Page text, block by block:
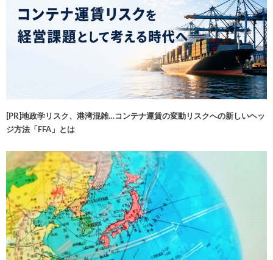
[PR]地政学リスク、港湾混雑…コンテナ運賃の変動リスクへの新しいヘッ
ジ方法「FFA」とは